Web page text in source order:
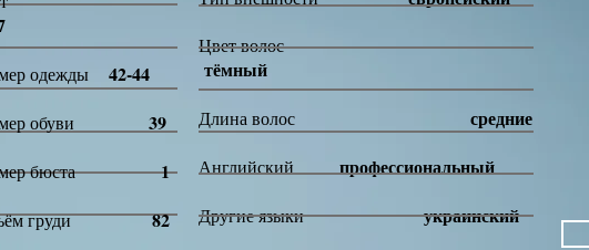
одежды 42-44
обуви 39
бюста1
груди82
Цвет волос
тёмный
Длина волос средние
Английский профессиональный
Другие языкиукраинский